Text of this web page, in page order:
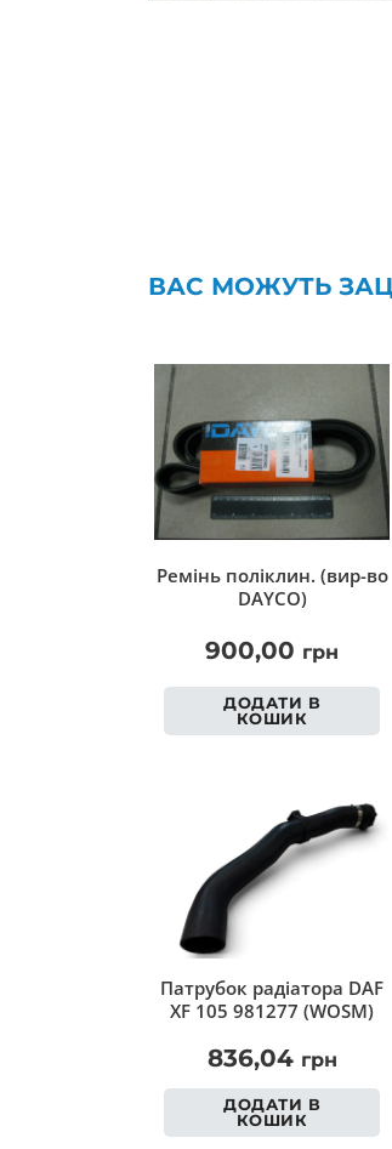
ВАС МОЖУТЬ
Ремінь поліклин. (вир-во
DAYCO)
900,00 грн
ДОДАТИ В
КОШИК
Патрубок радіатора DAF
XF 105 981277 (WOSM)
836,04 грн
ДОДАТИ В
КОШИК